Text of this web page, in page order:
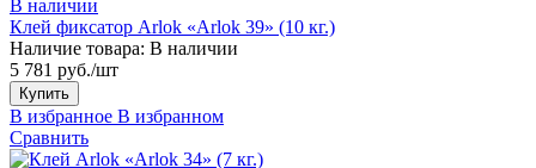
В наличии
Клей фиксатор Arlok «Arlok 39» (10 кг.)
Наличие товара: В наличии
5 781 руб./шт
Купить
В избранное В избранном
Сравнить